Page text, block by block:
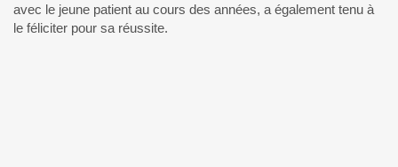
avec le jeune patient au cours des années, a également tenu à
le féliciter pour sa réussite.